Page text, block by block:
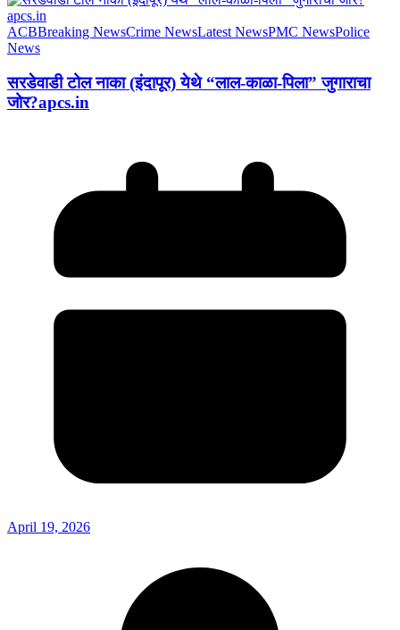
ACBBreaking NewsCrime NewsLatest NewsPMC NewsPolice
News
सरडेवाडी टोल नाका (इंदापूर) येथे “लाल-काळा-पिला” जुगाराचा
जोर?apcs.in
April 19, 2026